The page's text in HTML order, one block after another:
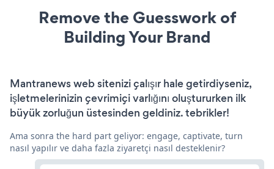
Remove the Guesswork of
Building Your Brand
Mantranews web sitenizi çalışır hale getirdiyseniz,
işletmelerinizin çevrimiçi varlığını oluştururken ilk
büyük zorluğun üstesinden geldiniz. tebrikler!
Ama sonra the hard part geliyor: engage, captivate, turn
nasıl yapılır ve daha fazla ziyaretçi nasıl desteklenir?